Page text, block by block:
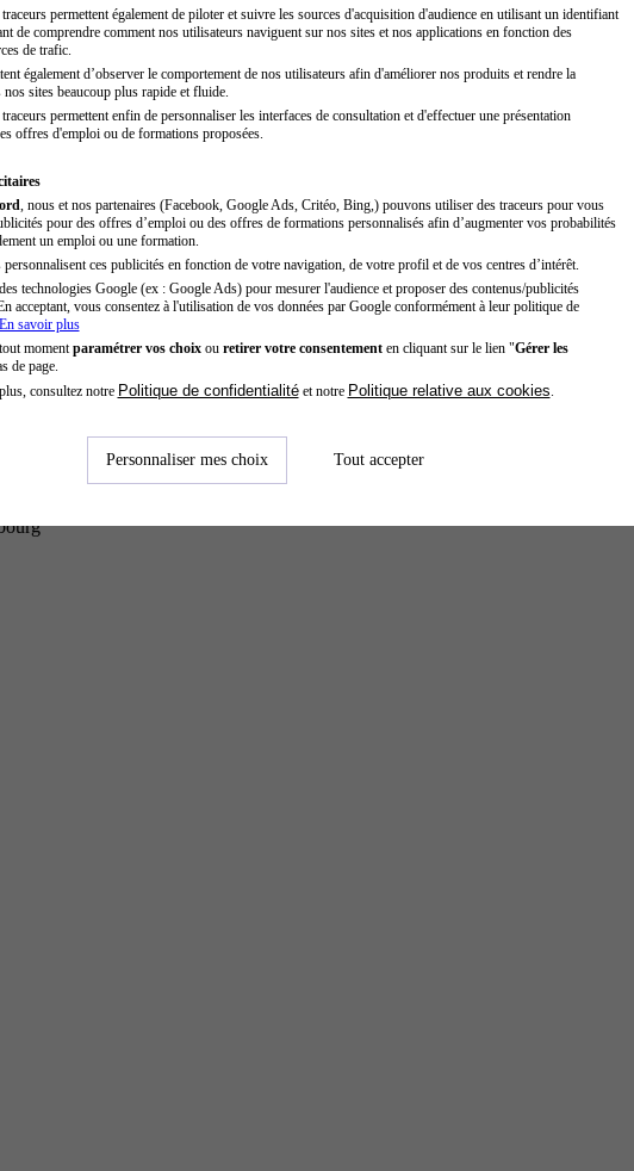
permettent également de piloter et suivre les sources d'acquisition d'audience en utilisant un identifiant
de comprendre comment nos utilisateurs naviguent sur nos sites et nos applications en fonction des
de trafic.
également d’observer le comportement de nos utilisateurs afin d'améliorer nos produits et rendre la
sites beaucoup plus rapide et fluide.
permettent enfin de personnaliser les interfaces de consultation et d'effectuer une présentation
offres d'emploi ou de formations proposées.
, nous et nos partenaires (Facebook, Google Ads, Critéo, Bing,) pouvons utiliser des traceurs pour vous
pour des offres d’emploi ou des offres de formations personnalisés afin d’augmenter vos probabilités
un emploi ou une formation.
ces publicités en fonction de votre navigation, de votre profil et de vos centres d’intérêt.
technologies Google (ex : Google Ads) pour mesurer l'audience et proposer des contenus/publicités
acceptant, vous consentez à l'utilisation de vos données par Google conformément à leur politique de
savoir plus
moment paramétrer vos choixou retirer votre consentementen cliquant sur le lien "Gérer les
de page.
consultez notre Politique de confidentialitéet notre Politique relative aux cookies
Personnaliser mes choix Tout accepter